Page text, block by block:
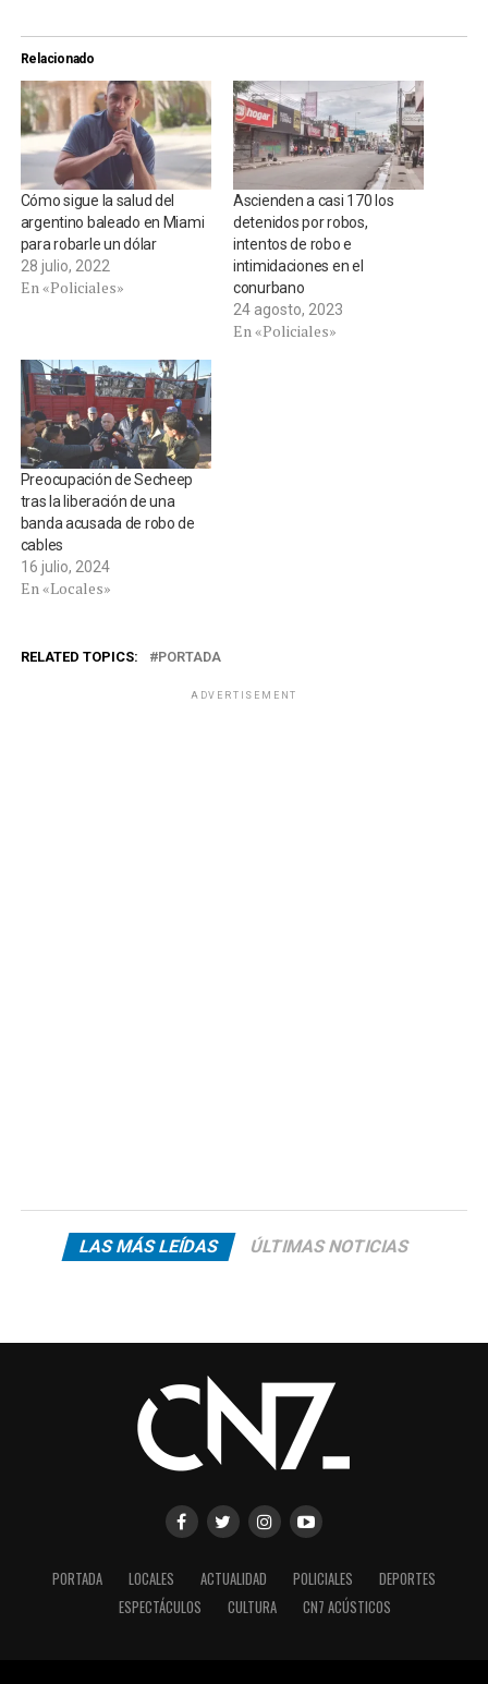
Relacionado
Cómo sigue la salud del
argentino baleado en Miami
para robarle un dólar
28 julio, 2022
En «Policiales»
Ascienden a casi 170 los
detenidos por robos,
intentos de robo e
intimidaciones en el
conurbano
24 agosto, 2023
En «Policiales»
Preocupación de Secheep
tras la liberación de una
banda acusada de robo de
cables
16 julio, 2024
En «Locales»
RELATED TOPICS: PORTADA
ADVERTISEMENT
LAS MÁS LEÍDAS ÚLTIMAS NOTICIAS
PORTADA LOCALES ACTUALIDAD POLICIALES
DEPORTES
ESPECTÁCULOS
CULTURA CN7 ACÚSTICOS